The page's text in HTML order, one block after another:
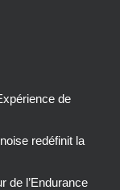
de
redéfinit la
de l’Endurance